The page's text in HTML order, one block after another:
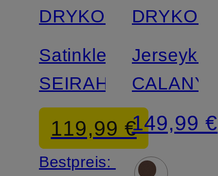
DRYKORN
Satinkleid
SEIRAH
119,99 €
Bestpreis:
CALANYA
149,99 €